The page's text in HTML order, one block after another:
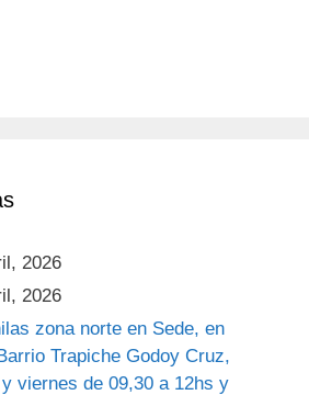
2026
2026
zona norte en Sede, en
Trapiche Godoy Cruz,
viernes de 09,30 a 12hs y